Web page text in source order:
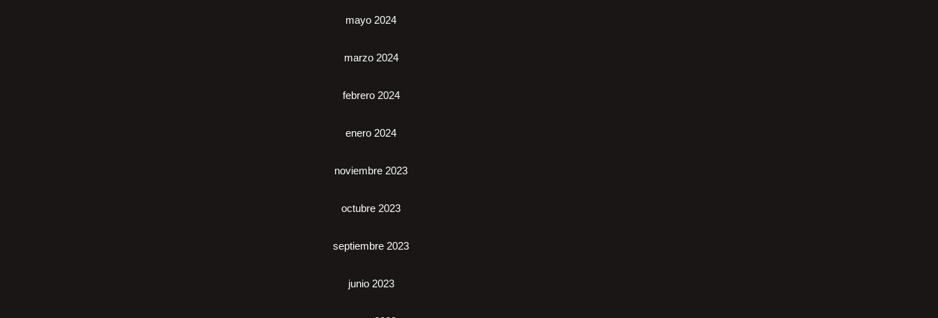
mayo 2024
marzo 2024
febrero 2024
enero 2024
noviembre 2023
octubre 2023
septiembre 2023
junio 2023